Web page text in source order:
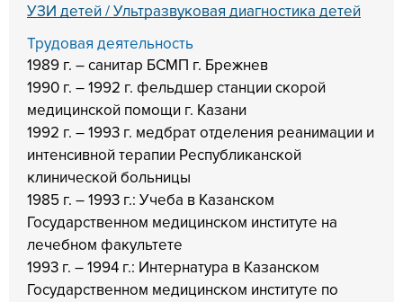
УЗИ детей / Ультразвуковая диагностика детей
Трудовая деятельность
1989 г. – санитар БСМП г. Брежнев
1990 г. – 1992 г. фельдшер станции скорой
медицинской помощи г. Казани
1992 г. – 1993 г. медбрат отделения реанимации и
интенсивной терапии Республиканской
клинической больницы
1985 г. – 1993 г.: Учеба в Казанском
Государственном медицинском институте на
лечебном факультете
1993 г. – 1994 г.: Интернатура в Казанском
Государственном медицинском институте по